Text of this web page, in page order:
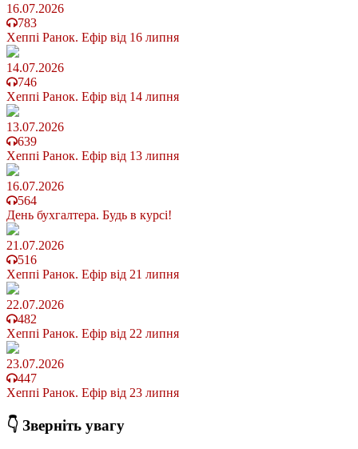
16.07.2026
783
Хеппі Ранок. Ефір від 16 липня
14.07.2026
746
Хеппі Ранок. Ефір від 14 липня
13.07.2026
639
Хеппі Ранок. Ефір від 13 липня
16.07.2026
564
День бухгалтера. Будь в курсі!
21.07.2026
516
Хеппі Ранок. Ефір від 21 липня
22.07.2026
482
Хеппі Ранок. Ефір від 22 липня
23.07.2026
447
Хеппі Ранок. Ефір від 23 липня
👇 Зверніть увагу